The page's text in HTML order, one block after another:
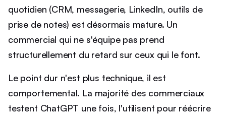
quotidien (CRM, messagerie, LinkedIn, outils de
prise de notes) est désormais mature. Un
commercial qui ne s'équipe pas prend
structurellement du retard sur ceux qui le font.
Le point dur n'est plus technique, il est
comportemental. La majorité des commerciaux
testent ChatGPT une fois, l'utilisent pour réécrire